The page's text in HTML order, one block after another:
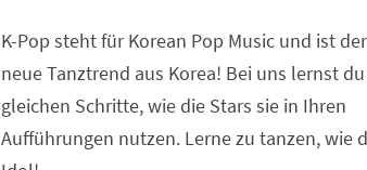
K-Pop steht für Korean Pop Music und ist der
neue Tanztrend aus Korea! Bei uns lernst
gleichen Schritte, wie die Stars sie in Ihren
Aufführungen nutzen. Lerne zu tanzen, wie